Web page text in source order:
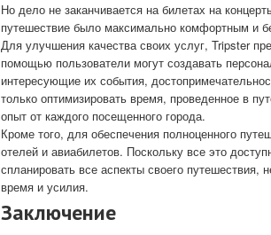
Но дело не заканчивается на билетах на
путешествие было максимально комфортным и
Для улучшения качества своих услуг, Tripster
помощью пользователи могут создавать
интересующие их события,
только оптимизировать время, проведенное в
опыт от каждого посещенного города.
Кроме того, для обеспечения полноценного
отелей и авиабилетов. Поскольку все это
спланировать все аспекты своего путешествия,
время и усилия.
Заключение